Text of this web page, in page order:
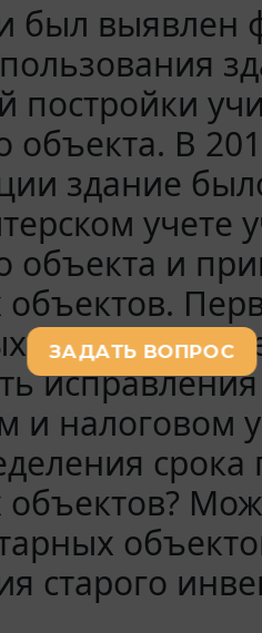
был выявлен
постройки
объекта. В
здание
объекта и
активов
и
старого